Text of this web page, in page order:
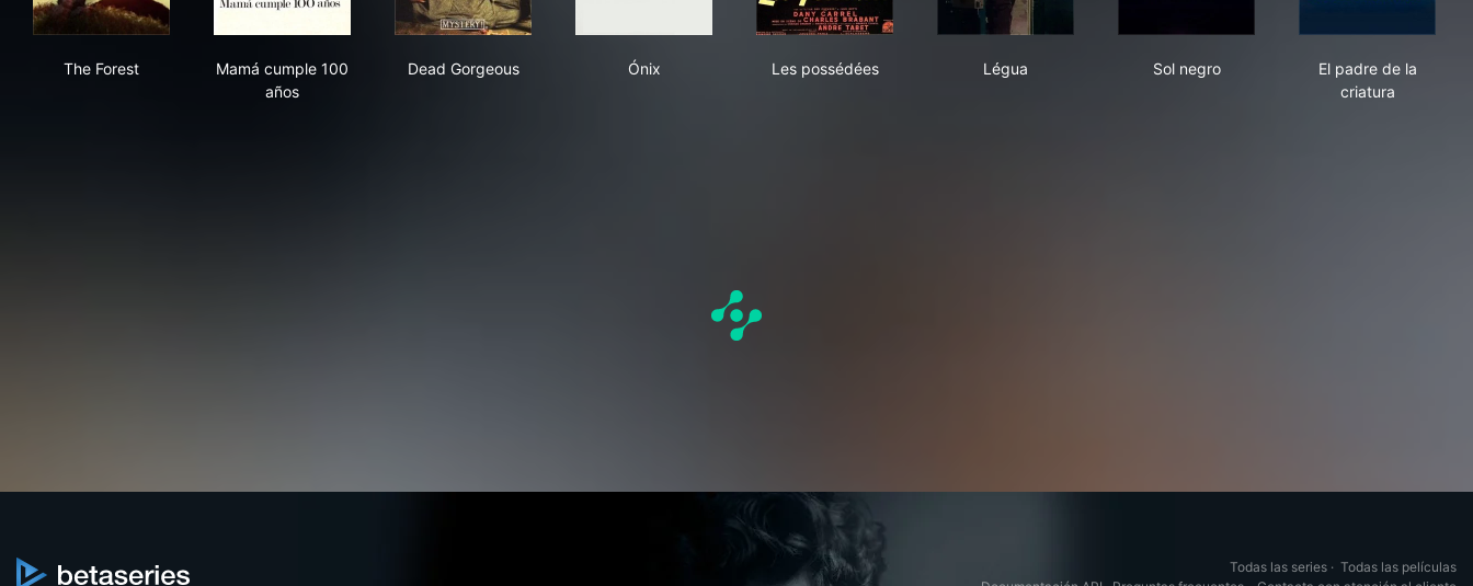
The Forest
Mamá cumple 100
años
Dead Gorgeous
Ónix
Les possédées
Légua
Sol negro
El padre de la
criatura
Todas las series · Todas las películas